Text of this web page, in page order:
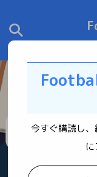
今すぐ購読し
に